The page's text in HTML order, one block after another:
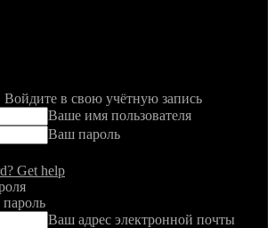
в свою учётную запись
Ваше имя пользователя
Ваш пароль
Get help
Ваш адрес электронной почты